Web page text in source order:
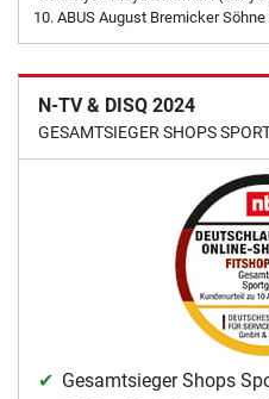
ABUS August Bremicker Söhne
N-TV & DISQ 2024
GESAMTSIEGER SHOPS
Gesamtsieger Shops